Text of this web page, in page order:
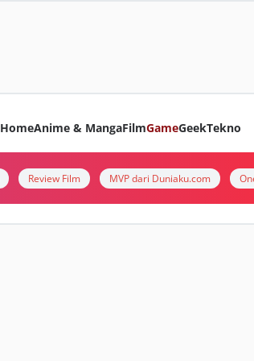
HomeAnime & MangaFilmGameGeekTekno
Review Film MVP dari Duniaku.com